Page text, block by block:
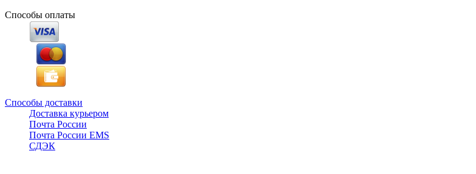
Способы оплаты
Способы доставки
Доставка курьером
Почта России
Почта России EMS
СДЭК